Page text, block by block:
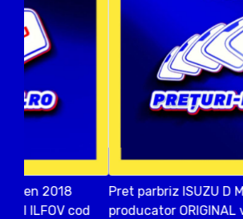
Pret parbriz ISUZU D MAX an
producator ORIGINAL vandut in